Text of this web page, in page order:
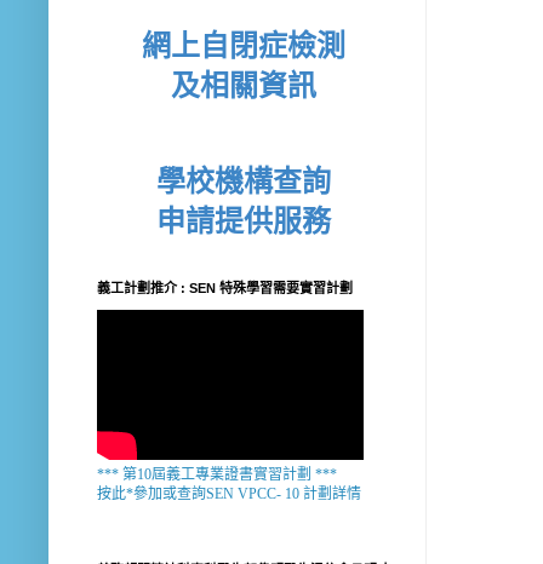
網上自閉症檢測
及相關資訊
學校機構查詢
申請提供服務
義工計劃推介 : SEN 特殊學習需要實習計劃
*** 第10屆義工專業證書實習計劃 ***
按此*參加或查詢SEN VPCC- 10 計劃詳情